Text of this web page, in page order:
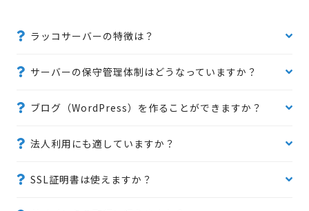
ラッコサーバーの特徴は？
サーバーの保守管理体制はどうなっていますか？
ブログ（WordPress）を作ることができますか？
法人利用にも適していますか？
SSL証明書は使えますか？